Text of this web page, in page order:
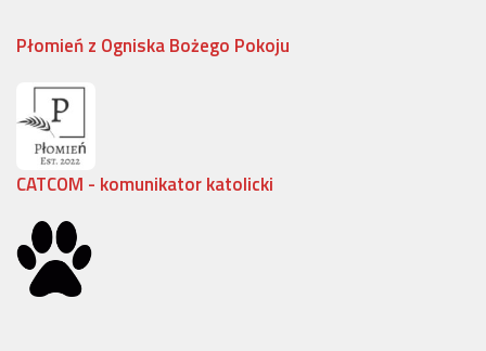
Płomień z Ogniska Bożego Pokoju
CATCOM - komunikator katolicki